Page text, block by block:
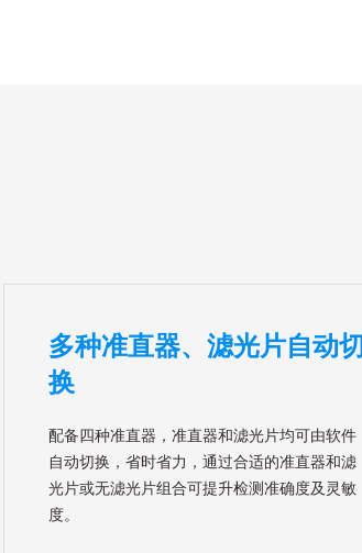
多种准直器、滤光片自动切
换
配备四种准直器，准直器和滤光片均可由软件
自动切换，省时省力，通过合适的准直器和滤
光片或无滤光片组合可提升检测准确度及灵敏
度。